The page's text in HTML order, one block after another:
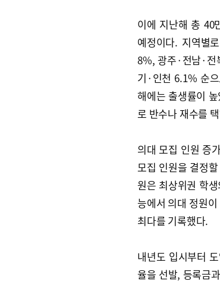
이에 지난해 총 40
예정이다. 지역별
8%, 광주·전남·
기·인천 6.1% 순
해에는 출생률이
로 반수나 재수를
의대 모집 인원 증
모집 인원을 결정
원은 최상위권 학
능에서 의대 정원
최다를 기록했다.
내년도 입시부터
율을 선발, 등록금